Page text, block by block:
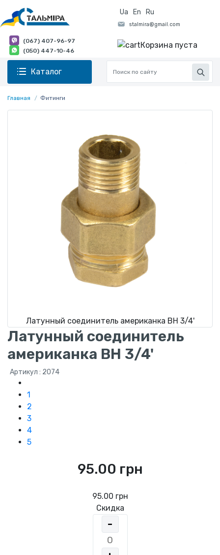
Ua En Ru
(067) 407-96-97
(050) 447-10-46
Корзина пуста
Каталог
Главная Фитинги
Латунный соединитель американка ВН 3/4'
Латунный соединитель
американка ВН 3/4'
Артикул : 2074
1
2
3
4
5
95.00 грн
95.00 грн
Скидка
-